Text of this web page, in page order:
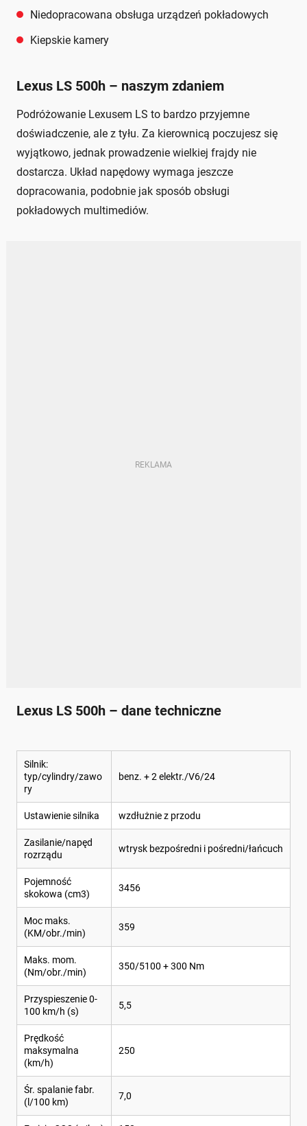
Niedopracowana obsługa urządzeń pokładowych
Kiepskie kamery
Lexus LS 500h – naszym zdaniem
Podróżowanie Lexusem LS to bardzo przyjemne
doświadczenie, ale z tyłu. Za kierownicą poczujesz się
wyjątkowo, jednak prowadzenie wielkiej frajdy nie
dostarcza. Układ napędowy wymaga jeszcze
dopracowania, podobnie jak sposób obsługi
pokładowych multimediów.
Lexus LS 500h – dane techniczne
Silnik:
typ/cylindry/zawo
ry
benz. + 2 elektr./V6/24
Ustawienie silnika wzdłużnie z przodu
Zasilanie/napęd
rozrządu
wtrysk bezpośredni i pośredni/łańcuch
Pojemność
skokowa (cm3)
3456
Moc maks.
(KM/obr./min)
359
Maks. mom.
(Nm/obr./min)
350/5100 + 300 Nm
Przyspieszenie 0-
100 km/h (s)
5,5
Prędkość
maksymalna
(km/h)
250
Śr. spalanie fabr.
(l/100 km)
7,0